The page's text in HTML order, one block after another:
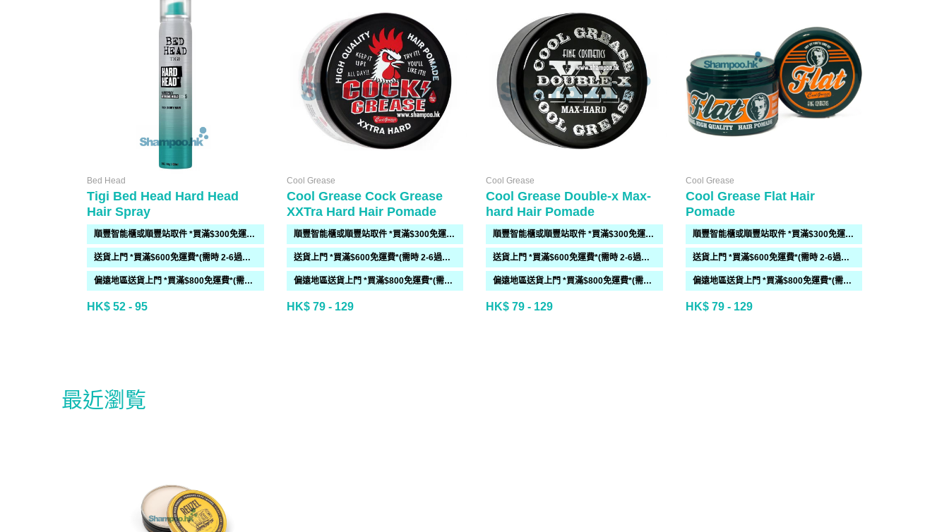
Bed Head
Tigi Bed Head Hard Head
Hair Spray
順豐智能櫃或順豐站取件 *買滿$300免運費*
送貨上門 *買滿$600免運費*(需時 2-6過工作天)
偏遠地區送貨上門 *買滿$800免運費*(需時 2-6個工作天)
HK$ 52 - 95
Cool Grease
Cool Grease Cock Grease
XXTra Hard Hair Pomade
順豐智能櫃或順豐站取件 *買滿$300免運費*
送貨上門 *買滿$600免運費*(需時 2-6過工作天)
偏遠地區送貨上門 *買滿$800免運費*(需時 2-6個工作天)
HK$ 79 - 129
Cool Grease
Cool Grease Double-x Max-
hard Hair Pomade
順豐智能櫃或順豐站取件 *買滿$300免運費*
送貨上門 *買滿$600免運費*(需時 2-6過工作天)
偏遠地區送貨上門 *買滿$800免運費*(需時 2-6個工作天)
HK$ 79 - 129
Cool Grease
Cool Grease Flat Hair
Pomade
順豐智能櫃或順豐站取件 *買滿$300免運費*
送貨上門 *買滿$600免運費*(需時 2-6過工作天)
偏遠地區送貨上門 *買滿$800免運費*(需時 2-6個工作天)
HK$ 79 - 129
最近瀏覧